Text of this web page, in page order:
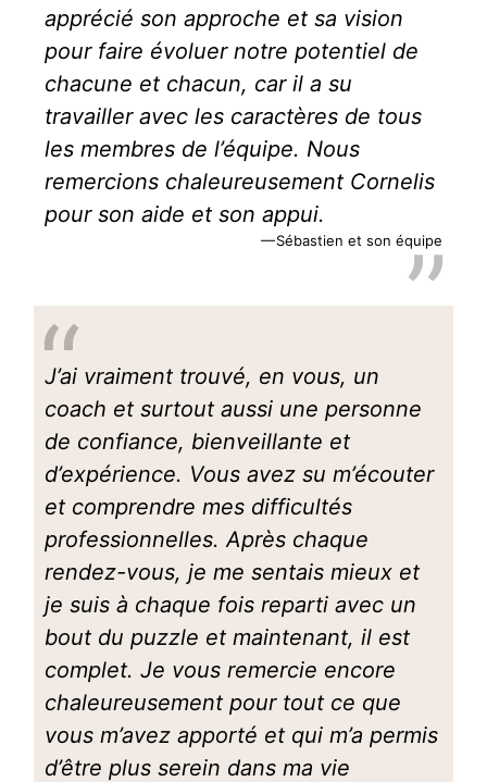
apprécié son approche et sa vision
pour faire évoluer notre potentiel de
chacune et chacun, car il a su
travailler avec les caractères de tous
les membres de l’équipe. Nous
remercions chaleureusement Cornelis
pour son aide et son appui.
Sébastien et son équipe
J’ai vraiment trouvé, en vous, un
coach et surtout aussi une personne
de confiance, bienveillante et
d’expérience. Vous avez su m’écouter
et comprendre mes difficultés
professionnelles. Après chaque
rendez-vous, je me sentais mieux et
je suis à chaque fois reparti avec un
bout du puzzle et maintenant, il est
complet. Je vous remercie encore
chaleureusement pour tout ce que
vous m’avez apporté et qui m’a permis
d’être plus serein dans ma vie